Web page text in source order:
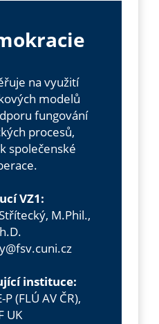
na využití
modelů
fungování
procesů,
společenské
VZ1:
M.Phil.,
instituce:
P (FLÚ AV ČR),
UK